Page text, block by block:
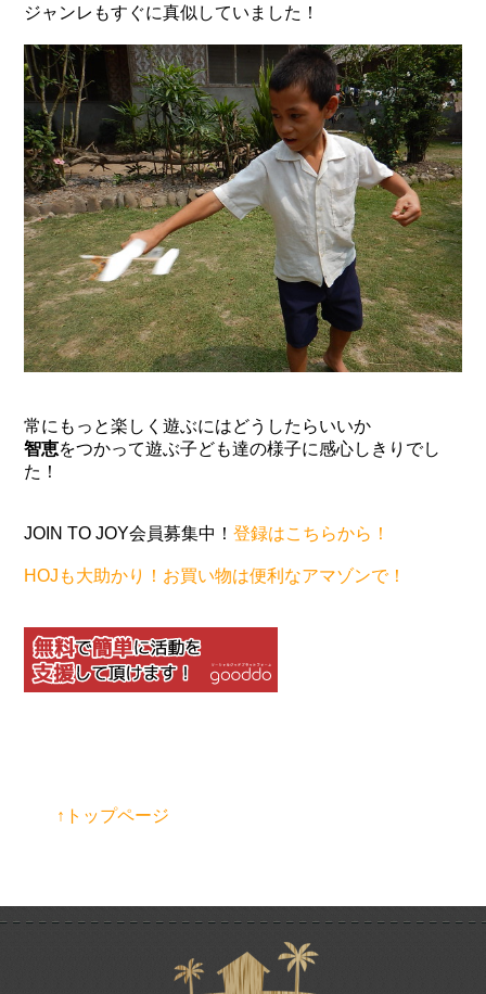
ジャンレもすぐに真似していました！
常にもっと楽しく遊ぶにはどうしたらいいか
智恵をつかって遊ぶ子ども達の様子に感心しきりでし
た！
JOIN TO JOY会員募集中！登録はこちらから！
HOJも大助かり！お買い物は便利なアマゾンで！
↑トップページ